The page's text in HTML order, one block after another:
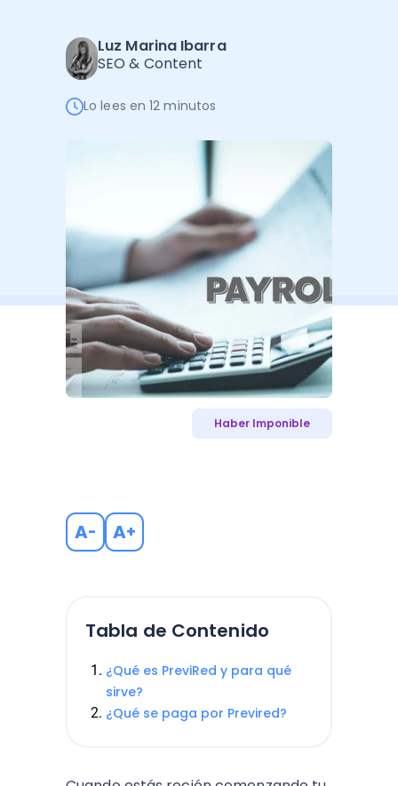
Administración Empresarial
Ver todo
Software Factura y Administración
Autores
Luz Marina Ibarra
SEO & Content
Lo lees en 12 minutos
Haber Imponible
A- A+
Tabla de Contenido
¿Qué es PreviRed y para qué
sirve?
¿Qué se paga por Previred?